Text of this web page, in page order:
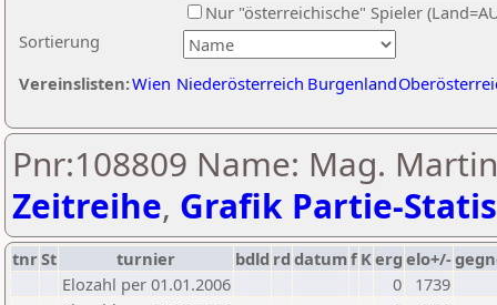
Sortierung
Nur "österreichische" Spieler
Vereinslisten:Wien Niederösterreich Burgenland
Pnr:108809 Name: Mag.
Zeitreihe, Grafik Partie-
tnrSt turnier bdld rd datumf Kerg elo+/-
Elozahl per 01.01.2006
0
1739